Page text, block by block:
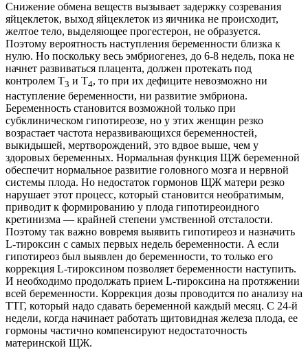
Снижение обмена веществ вызывает задержку созревания
яйцеклеток, выход яйцеклеток из яичника не происходит,
желтое тело, выделяющее прогестерон, не образуется.
Поэтому вероятность наступления беременности близка к
нулю. Но поскольку весь эмбриогенез, до 6-8 недель, пока не
начнет развиваться плацента, должен протекать под
контролем Т3 и Т4, то при их дефиците невозможно ни
наступление беременности, ни развитие эмбриона.
Беременность становится возможной только при
субклиническом гипотиреозе, но у этих женщин резко
возрастает частота неразвивающихся беременностей,
выкидышей, мертворождений, это вдвое выше, чем у
здоровых беременных. Нормальная функция ЩЖ беременной
обеспечит нормальное развитие головного мозга и нервной
системы плода. Но недостаток гормонов ЩЖ матери резко
нарушает этот процесс, который становится необратимым,
приводит к формированию у плода гипотиреоидного
кретинизма — крайней степени умственной отсталости.
Поэтому так важно вовремя выявить гипотиреоз и назначить
L-тироксин с самых первых недель беременности. А если
гипотиреоз был выявлен до беременности, то только его
коррекция L-тироксином позволяет беременности наступить.
И необходимо продолжать прием L-тироксина на протяжении
всей беременности. Коррекция дозы проводится по анализу на
ТТГ, который надо сдавать беременной каждый месяц. С 24-й
недели, когда начинает работать щитовидная железа плода, ее
гормоны частично компенсируют недостаточность
материнской ЩЖ.